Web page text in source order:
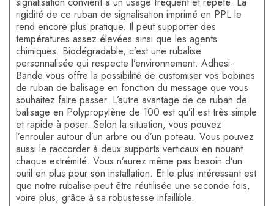
rigidité de ce ruban de signalisation imprimé en PPL le
rend encore plus pratique. Il peut supporter des
températures assez élevées ainsi que les agents
chimiques. Biodégradable, c’est une rubalise
personnalisée qui respecte l’environnement. Adhesi-
Bande vous offre la possibilité de customiser vos bobines
de ruban de balisage en fonction du message que vous
souhaitez faire passer. L’autre avantage de ce ruban de
balisage en Polypropylène de 100 est qu’il est très simple
et rapide à poser. Selon la situation, vous pouvez
l’enrouler autour d’un arbre ou d’un poteau. Vous pouvez
aussi le raccorder à deux supports verticaux en nouant
chaque extrémité. Vous n’aurez même pas besoin d’un
outil en plus pour son installation. Et le plus intéressant est
que notre rubalise peut être réutilisée une seconde fois,
voire plus, grâce à sa robustesse infaillible.